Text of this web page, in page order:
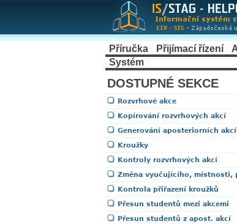
Příručka Přijímací řízení
Systém
DOSTUPNÉ SEKCE
Rozvrhové akce
Kopírování rozvrhových akcí
Generování aposteriorních akcí
Kroužky
Kontroly rozvrhových akcí
Změna vyučujícího, místnosti,
Kontrola přiřazení kroužků
Přesun studentů mezi akcemi
Přesun studentů z apost. akcí